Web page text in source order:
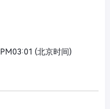
(北京时间)